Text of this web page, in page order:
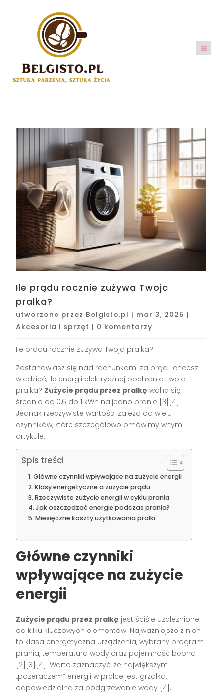
Ile prądu rocznie zużywa Twoja
pralka?
utworzone przez Belgisto.pl | mar 3, 2025 |
Akcesoria i sprzęt | 0 komentarzy
Ile prądu rocznie zużywa Twoja pralka?
Zastanawiasz się nad rachunkami za prąd i chcesz
wiedzieć, ile energii elektrycznej pochłania Twoja
pralka? Zużycie prądu przez pralkę waha się
średnio od 0,6 do 1 kWh na jedno pranie [3][4].
Jednak rzeczywiste wartości zależą od wielu
czynników, które szczegółowo omówimy w tym
artykule.
Spis treści
Główne czynniki wpływające na zużycie energii
Klasy energetyczne a zużycie prądu
Rzeczywiste zużycie energii w cyklu prania
Jak oszczędzać energię podczas prania?
Miesięczne koszty użytkowania pralki
Główne czynniki
wpływające na zużycie
energii
Zużycie prądu przez pralkę jest ściśle uzależnione
od kilku kluczowych elementów. Najważniejsze z nich
to klasa energetyczna urządzenia, wybrany program
prania, temperatura wody oraz pojemność bębna
[2][3][4]. Warto zaznaczyć, że największym
„pożeraczem” energii w pralce jest grzałka,
odpowiedzialna za podgrzewanie wody [4].